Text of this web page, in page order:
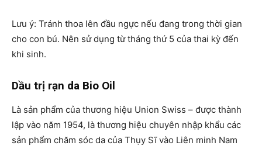
Lưu ý: Tránh thoa lên đầu ngực nếu đang trong thời gian
cho con bú. Nên sử dụng từ tháng thứ 5 của thai kỳ đến
khi sinh.
Dầu trị rạn da Bio Oil
Là sản phẩm của thương hiệu Union Swiss – được thành
lập vào năm 1954, là thương hiệu chuyên nhập khẩu các
sản phẩm chăm sóc da của Thụy Sĩ vào Liên minh Nam